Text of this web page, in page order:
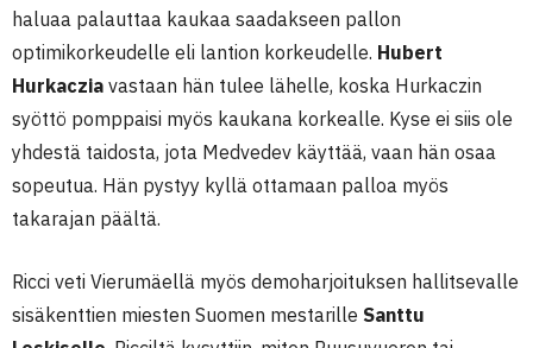
haluaa palauttaa kaukaa saadakseen pallon
optimikorkeudelle eli lantion korkeudelle. Hubert
Hurkaczia vastaan hän tulee lähelle, koska Hurkaczin
syöttö pomppaisi myös kaukana korkealle. Kyse ei siis ole
yhdestä taidosta, jota Medvedev käyttää, vaan hän osaa
sopeutua. Hän pystyy kyllä ottamaan palloa myös
takarajan päältä.
Ricci veti Vierumäellä myös demoharjoituksen hallitsevalle
sisäkenttien miesten Suomen mestarille Santtu